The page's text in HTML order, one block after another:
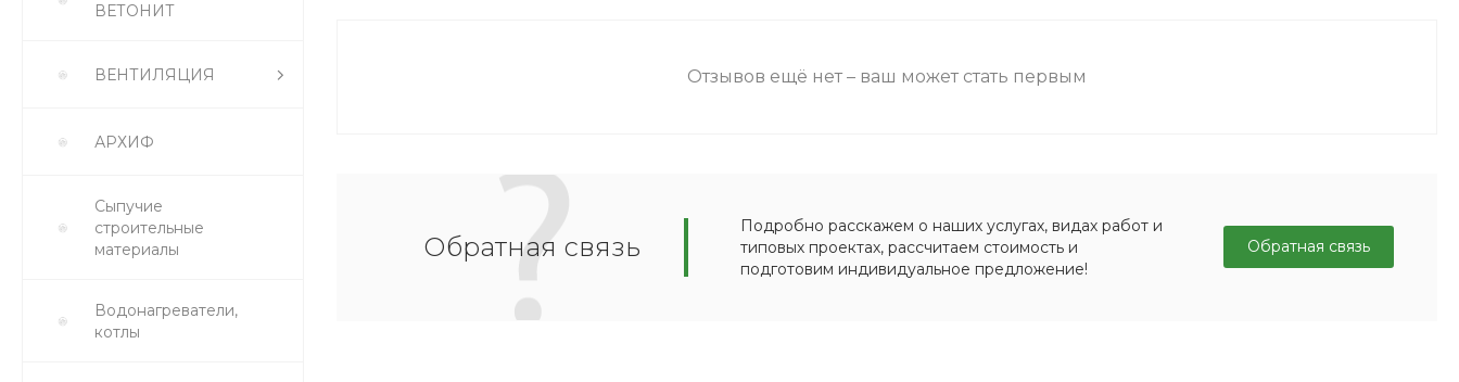
ВЕТОНИТ
ВЕНТИЛЯЦИЯ
АРХИФ
Сыпучие
строительные
материалы
Водонагреватели,
котлы
Отзывов ещё нет – ваш может стать первым
Обратная связь
Подробно расскажем о наших услугах, видах работ и
типовых проектах, рассчитаем стоимость и
подготовим индивидуальное предложение!
Обратная связь